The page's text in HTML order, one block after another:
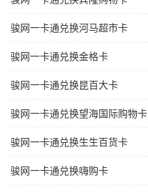
骏网一卡通兑换河马超市卡
骏网一卡通兑换金格卡
骏网一卡通兑换昆百大卡
骏网一卡通兑换望海国际购物卡
骏网一卡通兑换生生百货卡
骏网一卡通兑换嗨购卡